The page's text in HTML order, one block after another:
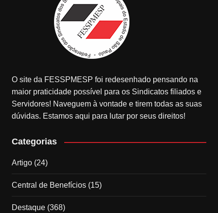
O site da FESSPMESP foi redesenhado pensando na
maior praticidade possível para os Sindicatos filiados e
Servidores! Naveguem à vontade e tirem todas as suas
dúvidas. Estamos aqui para lutar por seus direitos!
Categorias
Artigo(24)
Central de Benefícios(15)
Destaque(368)